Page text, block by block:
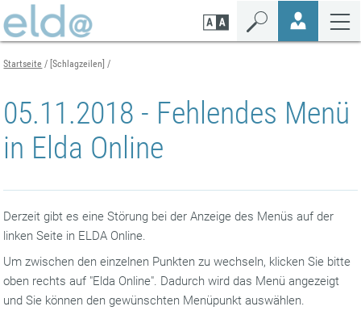
Seiteninhalt
springen
Navigation
springen
Mobilen
Navigation
springen
Startseite [Schlagzeilen]
05.11.2018 - Fehlendes Menü
in Elda Online
Derzeit gibt es eine Störung bei der Anzeige des Menüs auf der
linken Seite in ELDA Online.
Um zwischen den einzelnen Punkten zu wechseln, klicken Sie bitte
oben rechts auf "Elda Online". Dadurch wird das Menü angezeigt
und Sie können den gewünschten Menüpunkt auswählen.